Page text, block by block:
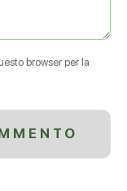
browser per la